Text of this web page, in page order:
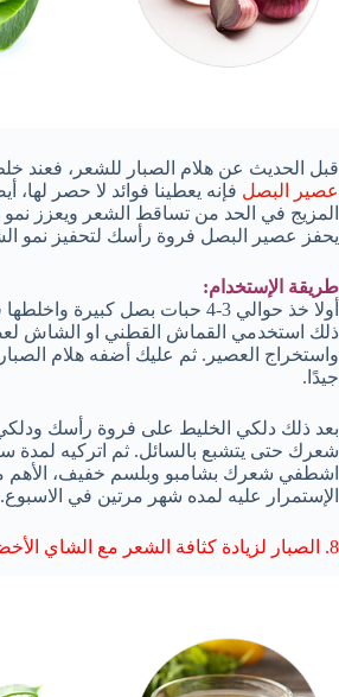
قبل الحديث عن هلام الصبار للشعر، فعند
عصير البصل فإنه يعطينا فوائد لا حصر لها،
المزيج في الحد من تساقط الشعر ويعزز نمو
يحفز عصير البصل فروة رأسك لتحفيز نمو
طريقة الإستخدام:
أولا خذ حوالي 3-4 حبات بصل كبيرة
ذلك استخدمي القماش القطني او الشاش
واستخراج العصير. ثم عليك أضفه هلام
جيدًا.
بعد ذلك دلكي الخليط على فروة رأسك
شعرك حتى يتشبع بالسائل. ثم اتركيه لمدة
اشطفي شعرك بشامبو وبلسم خفيف، الأهم
الإستمرار عليه لمده شهر مرتين في الاسبوع.
8. الصبار لزيادة كثافة الشعر مع الشاي